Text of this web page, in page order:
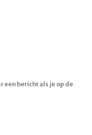
een bericht als je op de